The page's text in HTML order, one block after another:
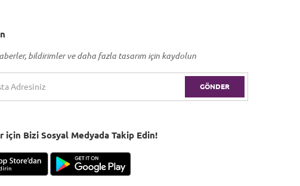
bildirimler ve daha fazla tasarım için kaydolun
GÖNDER
için Bizi Sosyal Medyada Takip Edin!